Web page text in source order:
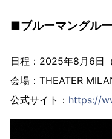
■ブルーマングル
日程：2025年8月6日
会場：THEATER
公式サイト： https://